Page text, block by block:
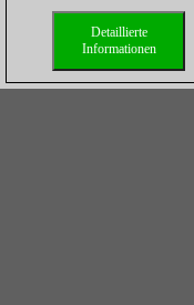
Detaillierte
Informationen